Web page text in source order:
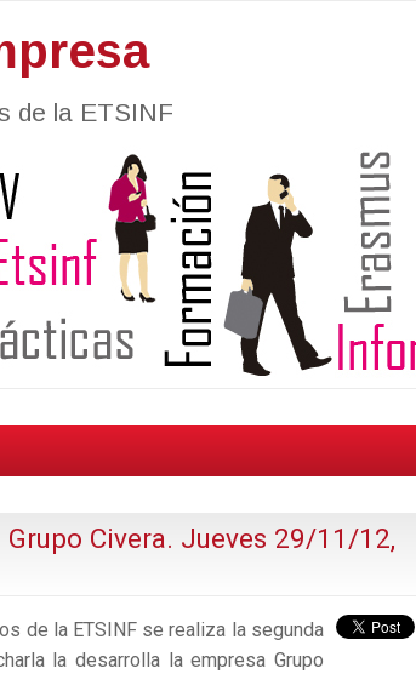
de la ETSINF
Civera. Jueves 29/11/12,
de la ETSINF se realiza la segunda
la desarrolla la empresa Grupo